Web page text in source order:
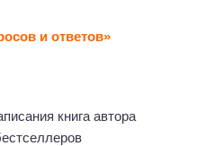
и ответов»
книга автора